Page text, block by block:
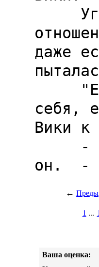
←
1 ...
Ваша оценка: